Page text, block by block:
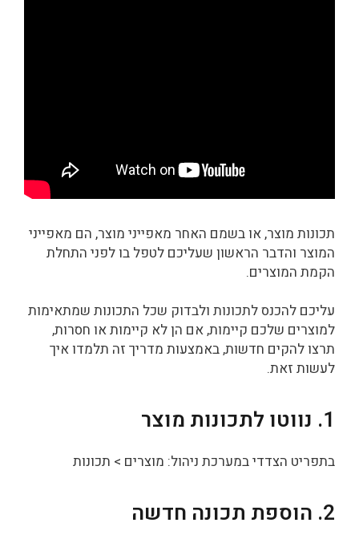
תכונות מוצר, או בשמם האחר מאפייני מוצר, הם מאפייני
המוצר והדבר הראשון שעליכם לטפל בו לפני התחלת
הקמת המוצרים.
עליכם להכנס לתכונות ולבדוק שכל התכונות שמתאימות
למוצרים שלכם קיימות, אם הן לא קיימות או חסרות,
תרצו להקים חדשות, באמצעות מדריך זה תלמדו איך
לעשות זאת.
1. נווטו לתכונות מוצר
בתפריט הצדדי במערכת ניהול: מוצרים > תכונות
2. הוספת תכונה חדשה